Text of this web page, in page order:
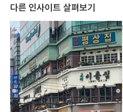
다른 인사이트 살펴보기